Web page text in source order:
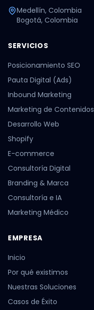
Medellín, Colombia
Bogotá, Colombia
SERVICIOS
Posicionamiento SEO
Pauta Digital (Ads)
Inbound Marketing
Marketing de Contenidos
Desarrollo Web
Shopify
E-commerce
Consultoría Digital
Branding & Marca
Consultoría e IA
Marketing Médico
EMPRESA
Inicio
Por qué existimos
Nuestras Soluciones
Casos de Éxito